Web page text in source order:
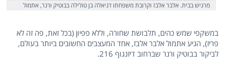
מרגיש בבית. אלבר אלבז וקרובת משפחתו דניאלה בן טולילה בבוטיק ורנר, אתמול
במשקפי שמש כהים, תלבושת שחורה, וללא פפיון (בכל זאת, פה זה לא
פריז), הגיע אתמול אלבר אלבז, אחד המעצבים החשובים ביותר בעולם,
לביקור בבוטיק ורנר שברחוב דיזנגוף 216.